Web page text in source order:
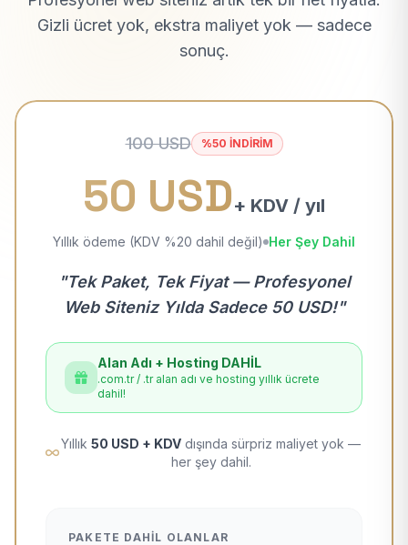
Gizli ücret yok, ekstra maliyet yok — sadece
sonuç.
100 USD %50 İNDİRİM
50 USD+ KDV / yıl
Yıllık ödeme (KDV %20 dahil değil) Her Şey Dahil
"Tek Paket, Tek Fiyat — Profesyonel
Web Siteniz Yılda Sadece 50 USD!"
Alan Adı + Hosting DAHİL
.com.tr / .tr alan adı ve hosting yıllık ücrete
dahil!
Yıllık 50 USD + KDV dışında sürpriz maliyet yok —
her şey dahil.
PAKETE DAHIL OLANLAR